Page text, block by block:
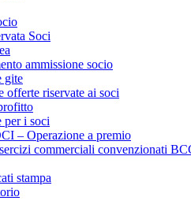
Soci
ammissione socio
gite
offerte riservate ai soci
per i soci
– Operazione a premio
commerciali convenzionati
stampa